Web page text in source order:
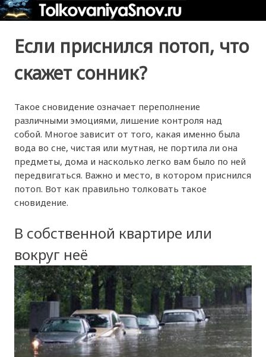
Если приснился потоп, что
скажет сонник?
Такое сновидение означает переполнение
различными эмоциями, лишение контроля над
собой. Многое зависит от того, какая именно была
вода во сне, чистая или мутная, не портила ли она
предметы, дома и насколько легко вам было по ней
передвигаться. Важно и место, в котором приснился
потоп. Вот как правильно толковать такое
сновидение.
В собственной квартире или
вокруг неё